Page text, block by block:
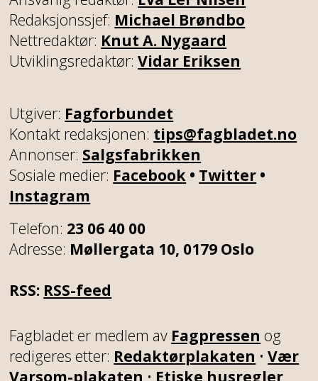
Redaksjonssjef: Michael Brøndbo
Nettredaktør: Knut A. Nygaard
Utviklingsredaktør:Vidar Eriksen
Utgiver: Fagforbundet
Kontakt redaksjonen: tips@fagbladet.no
Annonser: Salgsfabrikken
Sosiale medier: Facebook • Twitter •
Instagram
Telefon: 23 06 40 00
Adresse: Møllergata 10, 0179 Oslo
RSS: RSS-feed
Fagbladet er medlem av Fagpressen og
redigeres etter: Redaktørplakaten • Vær
Varsom-plakaten • Etiske husregler